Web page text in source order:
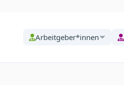
Arbeitgeber*innen